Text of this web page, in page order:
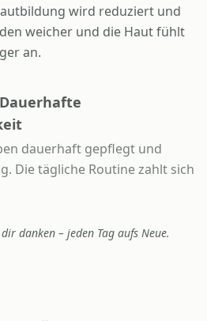
wird reduziert und
weicher und die Haut fühlt
an.
dauerhaft gepflegt und
Die tägliche Routine zahlt sich
danken – jeden Tag aufs Neue.